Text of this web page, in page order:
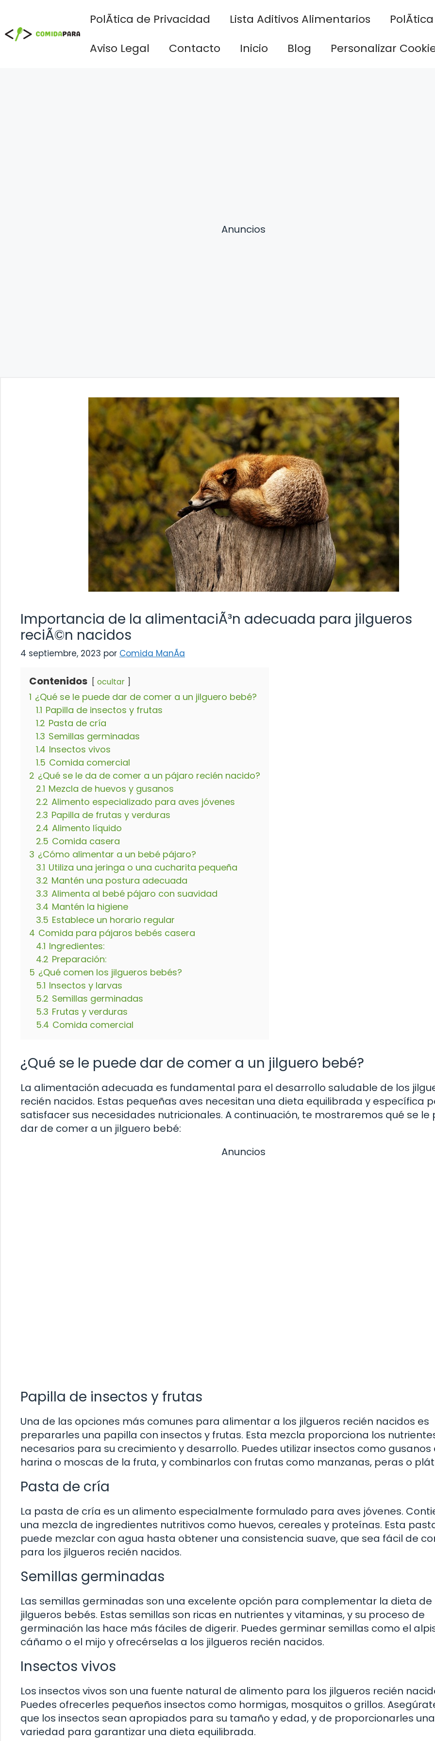
contenido
PolÃ­tica de Privacidad Lista Aditivos Alimentarios
Aviso Legal
Contacto Inicio Blog Personalizar
Anuncios
Importancia de la alimentaciÃ³n adecuada para jilgueros
reciÃ©n nacidos
4 septiembre, 2023 por Comida ManÃ­a
Contenidos ocultar
1 ¿Qué se le puede dar de comer a un jilguero bebé?
1.1 Papilla de insectos y frutas
1.2 Pasta de cría
1.3 Semillas germinadas
1.4 Insectos vivos
1.5 Comida comercial
2 ¿Qué se le da de comer a un pájaro recién nacido?
2.1 Mezcla de huevos y gusanos
2.2 Alimento especializado para aves jóvenes
2.3 Papilla de frutas y verduras
2.4 Alimento líquido
2.5 Comida casera
3 ¿Cómo alimentar a un bebé pájaro?
3.1 Utiliza una jeringa o una cucharita pequeña
3.2 Mantén una postura adecuada
3.3 Alimenta al bebé pájaro con suavidad
3.4 Mantén la higiene
3.5 Establece un horario regular
4 Comida para pájaros bebés casera
4.1 Ingredientes:
4.2 Preparación:
5 ¿Qué comen los jilgueros bebés?
5.1 Insectos y larvas
5.2 Semillas germinadas
5.3 Frutas y verduras
5.4 Comida comercial
¿Qué se le puede dar de comer a un jilguero bebé?
La alimentación adecuada es fundamental para el desarrollo saludable de los
recién nacidos. Estas pequeñas aves necesitan una dieta equilibrada y específica
satisfacer sus necesidades nutricionales. A continuación, te mostraremos qué se le
dar de comer a un jilguero bebé:
Anuncios
Papilla de insectos y frutas
Una de las opciones más comunes para alimentar a los jilgueros recién nacidos es
prepararles una papilla con insectos y frutas. Esta mezcla proporciona los
necesarios para su crecimiento y desarrollo. Puedes utilizar insectos como gusanos
harina o moscas de la fruta, y combinarlos con frutas como manzanas, peras o
Pasta de cría
La pasta de cría es un alimento especialmente formulado para aves jóvenes.
una mezcla de ingredientes nutritivos como huevos, cereales y proteínas. Esta
puede mezclar con agua hasta obtener una consistencia suave, que sea fácil de
para los jilgueros recién nacidos.
Semillas germinadas
Las semillas germinadas son una excelente opción para complementar la dieta de
jilgueros bebés. Estas semillas son ricas en nutrientes y vitaminas, y su proceso de
germinación las hace más fáciles de digerir. Puedes germinar semillas como el
cáñamo o el mijo y ofrecérselas a los jilgueros recién nacidos.
Insectos vivos
Los insectos vivos son una fuente natural de alimento para los jilgueros recién
Puedes ofrecerles pequeños insectos como hormigas, mosquitos o grillos.
que los insectos sean apropiados para su tamaño y edad, y de proporcionarles una
variedad para garantizar una dieta equilibrada.